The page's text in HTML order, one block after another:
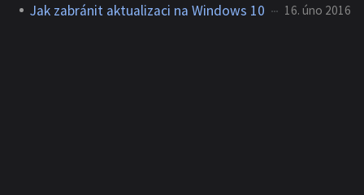
Jak zabránit aktualizaci na Windows 10 16. úno 2016